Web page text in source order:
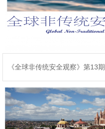
《全球非传统安全观察》第13期